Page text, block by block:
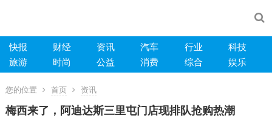
快报 财经 资讯 汽车 行业
科技
旅游
时尚 公益 消费 综合 娱乐
您的位置 首页 资讯
梅西来了，阿迪达斯三里屯门店现排队抢购热潮